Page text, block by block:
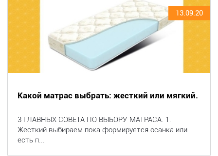
13.09.20
Какой матрас выбрать: жесткий или мягкий.
3 ГЛАВНЫХ СОВЕТА ПО ВЫБОРУ МАТРАСА. 1.
Жесткий выбираем пока формируется осанка или
есть п...